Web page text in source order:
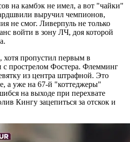
на камбэк не имел, а вот "чайки"
выручил чемпионов,
не смог. Ливерпуль не только
войти в зону ЛЧ, доя которой
, хотя пропустил первым в
с прострелом Фостера. Флемминг
из центра штрафной. Это
а уже на 67-й "коттеджеры"
на выходе при перехвате
Кингу зацепиться за отскок и